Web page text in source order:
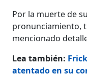
Por la muerte de
pronunciamiento,
mencionado
Lea también:
atentado en su